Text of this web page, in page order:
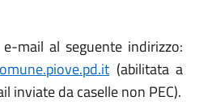
mail al seguente indirizzo:
(abilitata a
inviate da caselle non PEC).